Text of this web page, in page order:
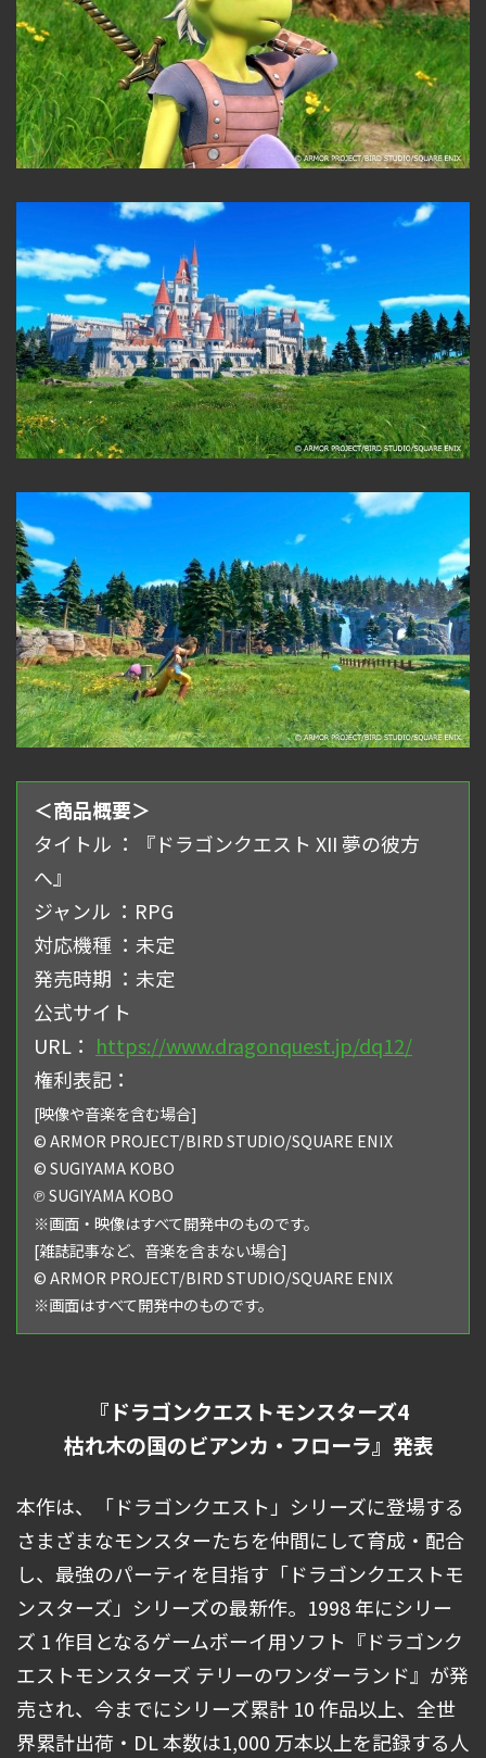
＜商品概要＞
タイトル ：『ドラゴンクエスト XII 夢の彼⽅
へ』
ジャンル ：RPG
対応機種 ：未定
発売時期 ：未定
公式サイト
URL： https://www.dragonquest.jp/dq12/
権利表記：
[映像や⾳楽を含む場合]
© ARMOR PROJECT/BIRD STUDIO/SQUARE ENIX
© SUGIYAMA KOBO
℗ SUGIYAMA KOBO
※画⾯・映像はすべて開発中のものです。
[雑誌記事など、⾳楽を含まない場合]
© ARMOR PROJECT/BIRD STUDIO/SQUARE ENIX
※画⾯はすべて開発中のものです。
『ドラゴンクエストモンスターズ4
枯れ⽊の国のビアンカ・フローラ』発表
本作は、「ドラゴンクエスト」シリーズに登場する
さまざまなモンスターたちを仲間にして育成・配合
し、最強のパーティを⽬指す「ドラゴンクエストモ
ンスターズ」シリーズの最新作。1998 年にシリー
ズ 1 作⽬となるゲームボーイ⽤ソフト『ドラゴンク
エストモンスターズ テリーのワンダーランド』が発
売され、今までにシリーズ累計 10 作品以上、全世
界累計出荷・DL 本数は1,000 万本以上を記録する⼈